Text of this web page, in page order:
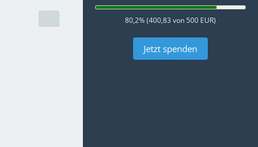
80,2% (400,83 von 500 EUR)
Jetzt spenden